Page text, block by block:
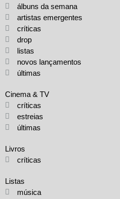
álbuns da semana
artistas emergentes
críticas
drop
listas
novos lançamentos
últimas
Cinema & TV
críticas
estreias
últimas
Livros
críticas
Listas
música